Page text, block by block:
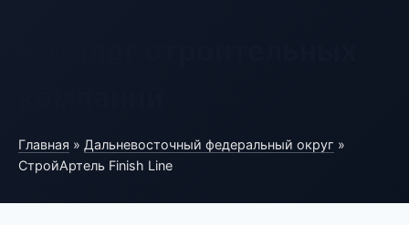
Главная » Дальневосточный федеральный округ »
СтройАртель Finish Line